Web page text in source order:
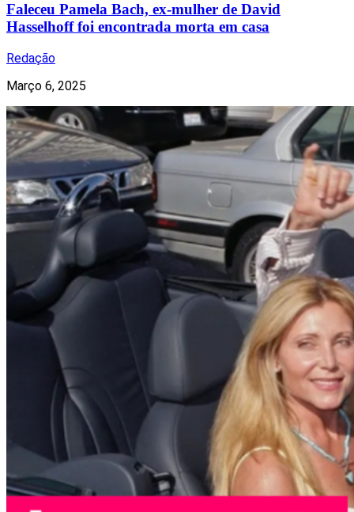
Faleceu Pamela Bach, ex-mulher de David
Hasselhoff foi encontrada morta em casa
Redação
Março 6, 2025